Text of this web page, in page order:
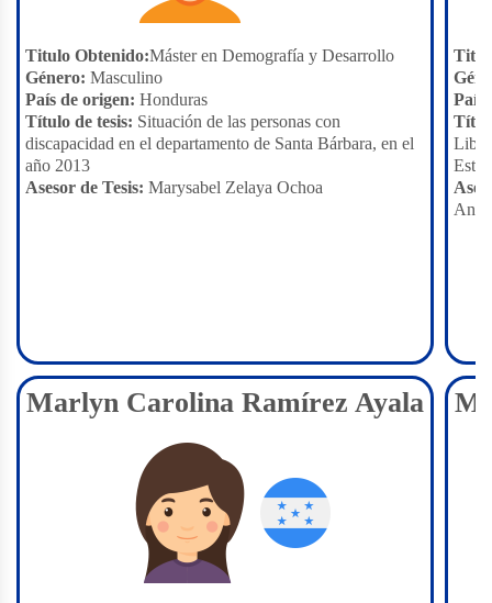
Titulo Obtenido:Máster en Demografía y Desarrollo
Género: Masculino
País de origen: Honduras
Título de tesis: Situación de las personas con
discapacidad en el departamento de Santa Bárbara, en el
año 2013
Asesor de Tesis: Marysabel Zelaya Ochoa
País
Marlyn Carolina Ramírez Ayala